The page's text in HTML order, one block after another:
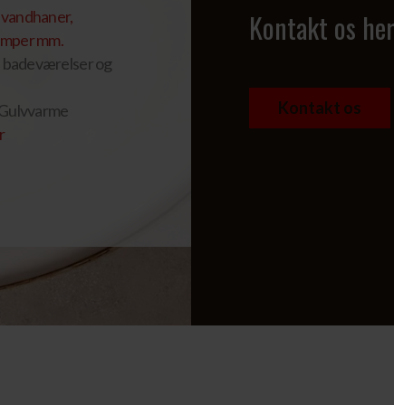
mm.
badeværelser og
Kontakt os her
Kontakt os